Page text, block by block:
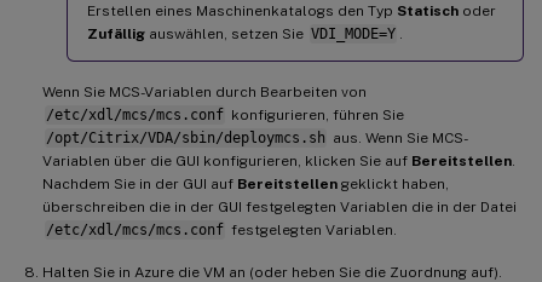
Erstellen eines Maschinenkatalogs den Typ Statisch oder
Zufällig auswählen, setzen Sie VDI_MODE=Y
Wenn Sie MCS-Variablen durch Bearbeiten von
/etc/xdl/mcs/mcs.conf konfigurieren, führen Sie
/opt/Citrix/VDA/sbin/deploymcs.sh aus. Wenn Sie MCS-
Variablen über die GUI konfigurieren, klicken Sie auf Bereitstellen
Nachdem Sie in der GUI auf Bereitstellen geklickt haben,
überschreiben die in der GUI festgelegten Variablen die in der Datei
/etc/xdl/mcs/mcs.conf festgelegten Variablen.
Halten Sie in Azure die VM an (oder heben Sie die Zuordnung auf).